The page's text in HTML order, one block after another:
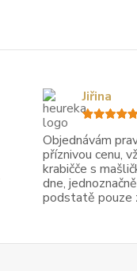
Objednávám
příznivou cenu,
krabičče s
dne,
podstatě pouze
Jiřina